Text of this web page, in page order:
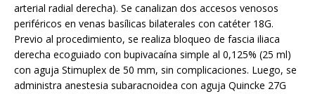
arterial radial derecha). Se canalizan dos accesos venosos
periféricos en venas basílicas bilaterales con catéter 18G.
Previo al procedimiento, se realiza bloqueo de fascia iliaca
derecha ecoguiado con bupivacaína simple al 0,125% (25 ml)
con aguja Stimuplex de 50 mm, sin complicaciones. Luego, se
administra anestesia subaracnoidea con aguja Quincke 27G